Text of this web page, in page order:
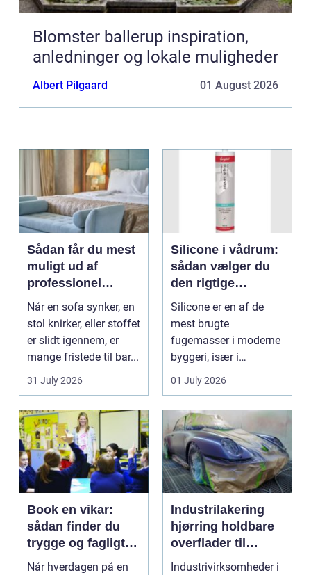
Blomster ballerup inspiration,
anledninger og lokale muligheder
Albert Pilgaard 01 August 2026
Sådan får du mest
muligt ud af
professionel
møbelpolstring
Når en sofa synker, en
stol knirker, eller stoffet
er slidt igennem, er
mange fristede til bar...
31 July 2026
Silicone i vådrum:
sådan vælger du
den rigtige
fugemasse
Silicone er en af de
mest brugte
fugemasser i moderne
byggeri, især i
badeværelser,
køkkener og andr...
01 July 2026
Book en vikar:
sådan finder du
trygge og fagligt
stærke løsninger
Når hverdagen på en
Industrilakering
hjørring holdbare
overflader til
industri og erhverv
Industrivirksomheder i